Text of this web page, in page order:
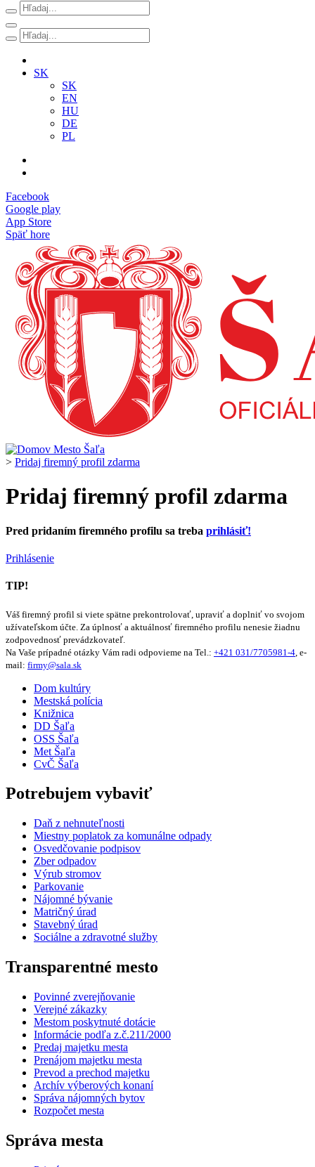
SK
SK
EN
HU
DE
PL
Facebook
Google play
App Store
Späť hore
> Pridaj firemný profil zdarma
Pridaj firemný profil zdarma
Pred pridaním firemného profilu sa treba prihlásiť!
Prihlásenie
TIP!
Váš firemný profil si viete spätne prekontrolovať, upraviť a doplniť vo svojom
užívateľskom účte. Za úplnosť a aktuálnosť firemného profilu nenesie žiadnu
zodpovednosť prevádzkovateľ.
Na Vaše prípadné otázky Vám radi odpovieme na Tel.: +421 031/7705981-4 , e-
mail: firmy@sala.sk
Dom kultúry
Mestská polícia
Knižnica
DD Šaľa
OSS Šaľa
Met Šaľa
CvČ Šaľa
Potrebujem vybaviť
Daň z nehnuteľnosti
Miestny poplatok za komunálne odpady
Osvedčovanie podpisov
Zber odpadov
Výrub stromov
Parkovanie
Nájomné bývanie
Matričný úrad
Stavebný úrad
Sociálne a zdravotné služby
Transparentné mesto
Povinné zverejňovanie
Verejné zákazky
Mestom poskytnuté dotácie
Informácie podľa z.č.211/2000
Predaj majetku mesta
Prenájom majetku mesta
Prevod a prechod majetku
Archív výberových konaní
Správa nájomných bytov
Rozpočet mesta
Správa mesta